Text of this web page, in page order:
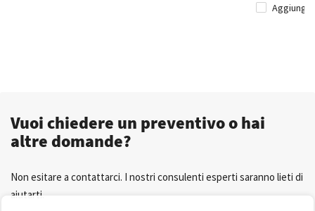
Aggiungi
Vuoi chiedere un preventivo o hai
altre domande?
Non esitare a contattarci. I nostri consulenti esperti saranno lieti di
aiutarti.